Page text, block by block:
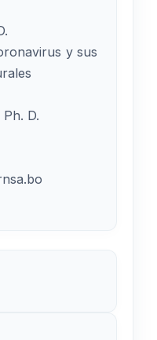
y sus
D.